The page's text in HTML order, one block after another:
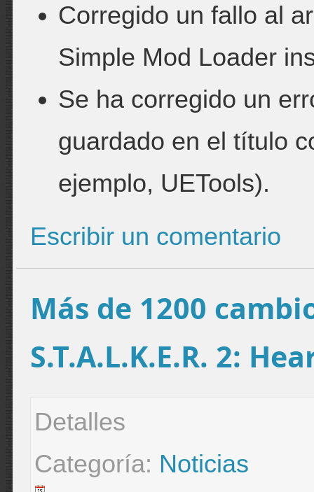
Corregido un fallo al
Simple Mod Loader
Se ha corregido un
guardado en el título
ejemplo, UETools).
Escribir un comentario
Más de 1200
S.T.A.L.K.E.R. 2:
Detalles
Categoría: Noticias